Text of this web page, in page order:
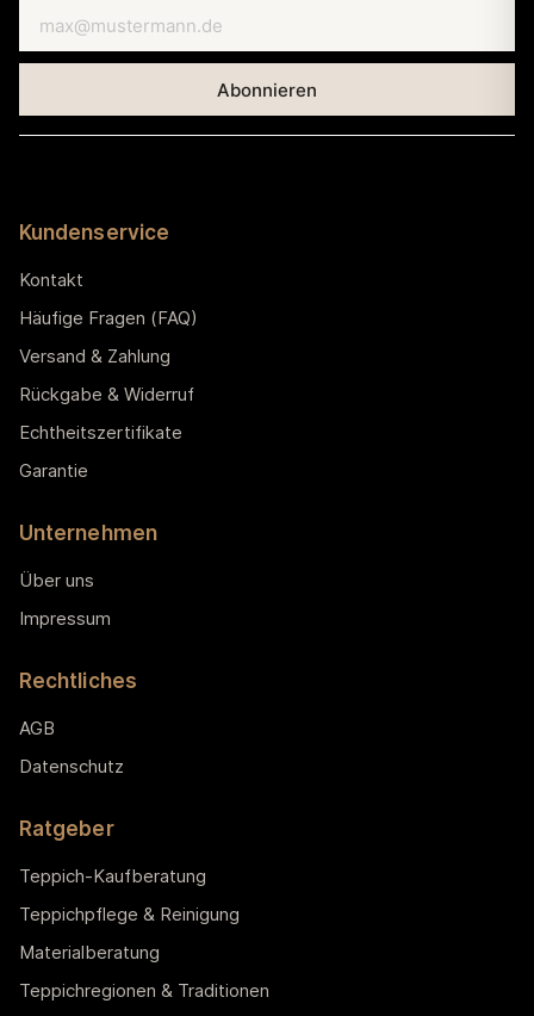
Kundenservice
Kontakt
Häufige Fragen (FAQ)
Versand & Zahlung
Rückgabe & Widerruf
Echtheitszertifikate
Garantie
Unternehmen
Über uns
Impressum
Rechtliches
AGB
Datenschutz
Ratgeber
Teppich-Kaufberatung
Teppichpflege & Reinigung
Materialberatung
Teppichregionen & Traditionen